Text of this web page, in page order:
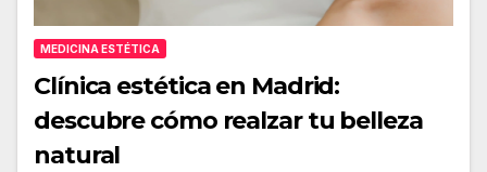
MEDICINA ESTÉTICA
Clínica estética en Madrid:
descubre cómo realzar tu belleza
natural